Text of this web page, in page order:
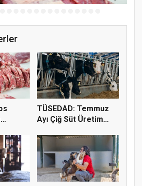
TÜSEDAD: Temmuz
Ayı Çiğ Süt Üretim